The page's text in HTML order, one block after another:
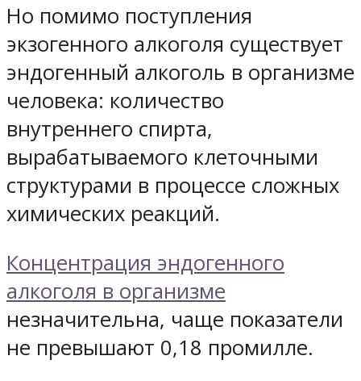
Но помимо поступления
экзогенного алкоголя существует
эндогенный алкоголь в организме
человека: количество
внутреннего спирта,
вырабатываемого клеточными
структурами в процессе сложных
химических реакций.
Концентрация эндогенного
алкоголя в организме
незначительна, чаще показатели
не превышают 0,18 промилле.